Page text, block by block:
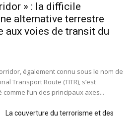
» : la difficile
alternative terrestre
aux voies de transit du
également connu sous le nom de
Transport Route (TITR), s’est
l’un des principaux axes...
La couverture du terrorisme et des